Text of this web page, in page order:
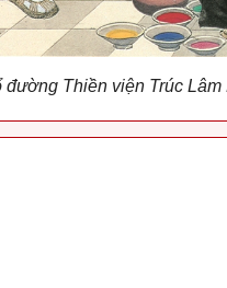
đường Thiền viện Trúc Lâm